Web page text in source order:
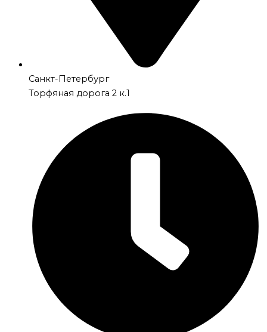
Санкт-Петербург
Торфяная дорога 2 к.1